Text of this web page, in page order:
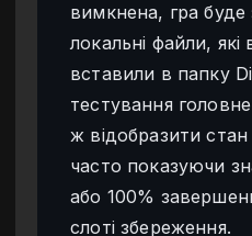
вимкнена, гра
локальні файли,
вставили в папку
тестування
ж відобразити
часто показуючи
або 100%
слоті збереження.